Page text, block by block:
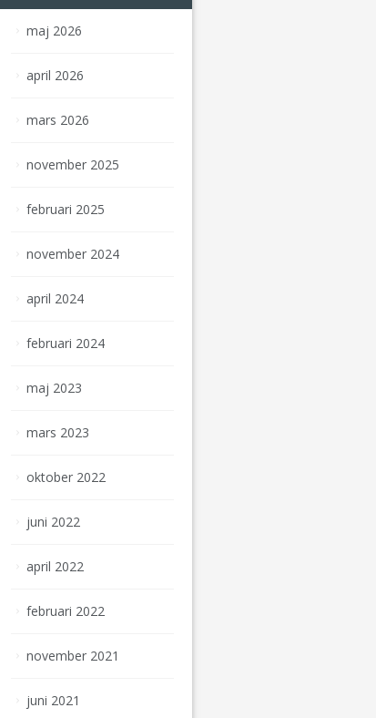
maj 2026
april 2026
mars 2026
november 2025
februari 2025
november 2024
april 2024
februari 2024
maj 2023
mars 2023
oktober 2022
juni 2022
april 2022
februari 2022
november 2021
juni 2021